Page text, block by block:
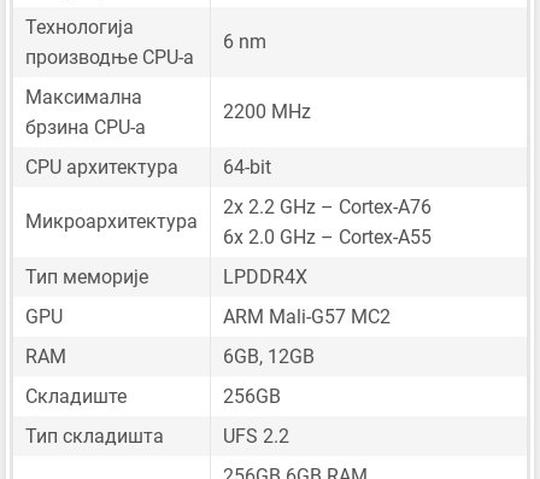
Технологија
производње CPU-а
6 nm
Максимална
брзина CPU-а
2200 MHz
CPU архитектура 64-bit
Микроархитектура
2x 2.2 GHz – Cortex-A76
6x 2.0 GHz – Cortex-A55
Тип меморије
LPDDR4X
GPU
ARM Mali-G57 MC2
RAM
6GB, 12GB
Складиште
256GB
Тип складишта
UFS 2.2